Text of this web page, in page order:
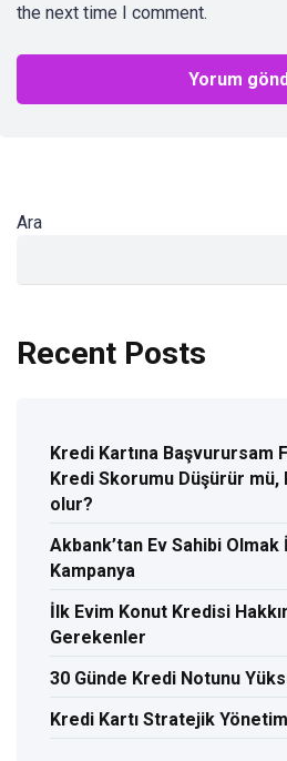
the next time I comment.
Ara
Recent Posts
Kredi Kartına Başvurursam
Kredi Skorumu Düşürür
olur?
Akbank’tan Ev Sahibi
Kampanya
İlk Evim Konut Kredisi
Gerekenler
30 Günde Kredi Notunu
Kredi Kartı Stratejik